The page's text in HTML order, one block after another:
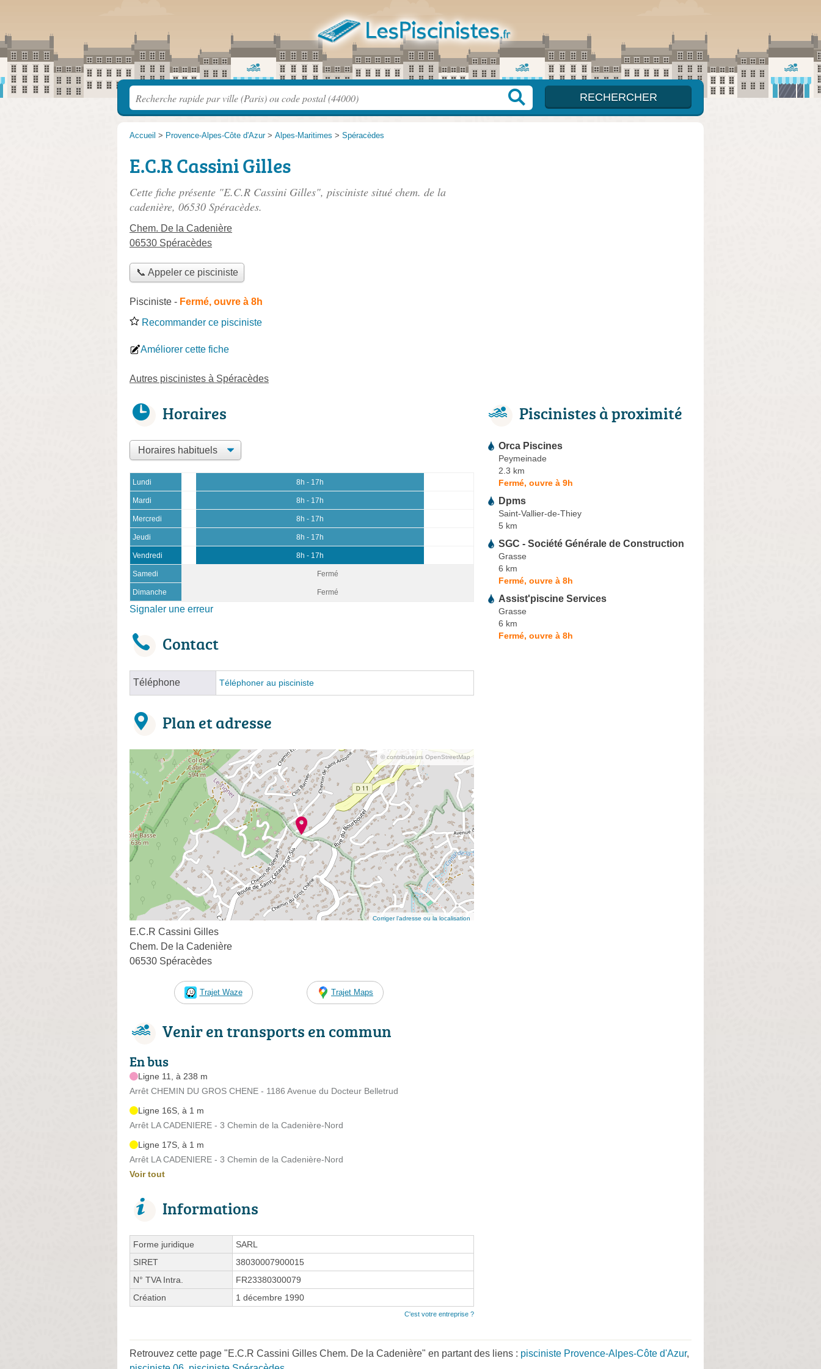
Accueil > Provence-Alpes-Côte d'Azur> Alpes-Maritimes > Spéracèdes
E.C.R Cassini Gilles
Cette fiche présente "E.C.R Cassini Gilles", pisciniste situé chem. de la
cadenière, 06530 Spéracèdes.
Chem. De la Cadenière
06530 Spéracèdes
📞 Appeler ce pisciniste
Pisciniste - Fermé, ouvre à 8h
Recommander ce pisciniste
Améliorer cette fiche
Autres piscinistes à Spéracèdes
Horaires
Lundi 8h - 17h
Mardi 8h - 17h
Mercredi 8h - 17h
Jeudi 8h - 17h
Vendredi 8h - 17h
Samedi Fermé
Dimanche Fermé
Signaler une erreur
Contact
Téléphone Téléphoner au pisciniste
Plan et adresse
© contributeurs OpenStreetMap
Corriger l’adresse ou la localisation
E.C.R Cassini Gilles
Chem. De la Cadenière
06530 Spéracèdes
Trajet Waze Trajet Maps
Venir en transports en commun
En bus
Ligne 11, à 238 m
Arrêt CHEMIN DU GROS CHENE - 1186 Avenue du Docteur Belletrud
Ligne 16S, à 1 m
Arrêt LA CADENIERE - 3 Chemin de la Cadenière-Nord
Ligne 17S, à 1 m
Arrêt LA CADENIERE - 3 Chemin de la Cadenière-Nord
Voir tout
Informations
Forme juridique
SARL
SIRET
38030007900015
N° TVA Intra.
FR23380300079
Création
1 décembre 1990
C'est votre entreprise ?
Piscinistes à proximité
Orca Piscines
Peymeinade
2.3 km
Fermé, ouvre à 9h
Dpms
Saint-Vallier-de-Thiey
5 km
SGC - Société Générale de Construction
Grasse
6 km
Fermé, ouvre à 8h
Assist'piscine Services
Grasse
6 km
Fermé, ouvre à 8h
Retrouvez cette page "E.C.R Cassini Gilles Chem. De la Cadenière" en partant des liens : pisciniste Provence-Alpes-Côte d'Azur,